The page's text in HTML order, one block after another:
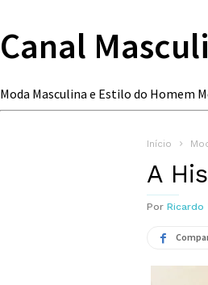
Canal
Moda Masculina e Estilo do Homem
Início
A
Por Ricardo